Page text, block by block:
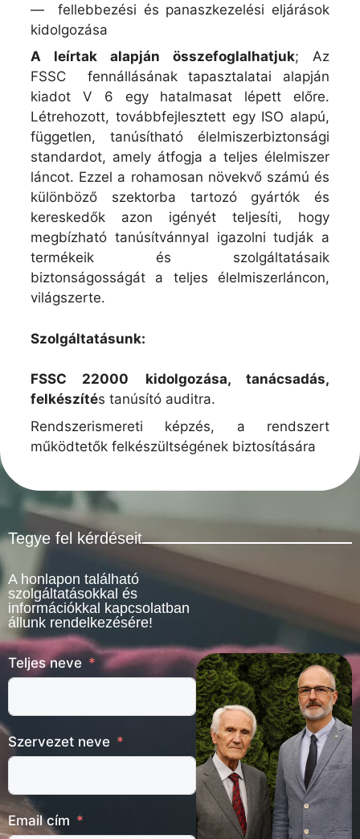
— fellebbezési és panaszkezelési eljárások
kidolgozása
A leírtak alapján összefoglalhatjuk; Az
FSSC fennállásának tapasztalatai alapján
kiadot V 6 egy hatalmasat lépett előre.
Létrehozott, továbbfejlesztett egy ISO alapú,
független, tanúsítható élelmiszerbiztonsági
standardot, amely átfogja a teljes élelmiszer
láncot. Ezzel a rohamosan növekvő számú és
különböző szektorba tartozó gyártók és
kereskedők azon igényét teljesíti, hogy
megbízható tanúsítvánnyal igazolni tudják a
termékeik és szolgáltatásaik
biztonságosságát a teljes élelmiszerláncon,
világszerte.
Szolgáltatásunk:
FSSC 22000
kidolgozása, tanácsadás,
felkészítés tanúsító auditra.
Rendszerismereti képzés, a rendszert
működtetők felkészültségének biztosítására
Tegye fel kérdéseit
A honlapon található
szolgáltatásokkal és
információkkal kapcsolatban
állunk rendelkezésére!
Teljes neve
Szervezet neve
Email cím